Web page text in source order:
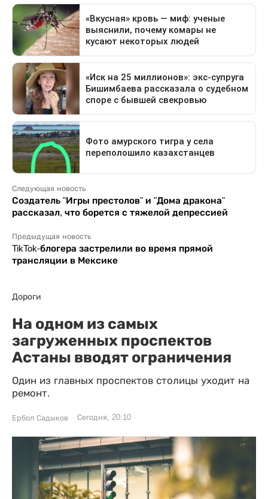
Следующая новость
Создатель "Игры престолов" и "Дома дракона"
рассказал, что борется с тяжелой депрессией
Предыдущая новость
TikTok-блогера застрелили во время прямой
трансляции в Мексике
Дороги
На одном из самых
загруженных проспектов
Астаны вводят ограничения
Один из главных проспектов столицы уходит на
ремонт.
Ербол Садыков Сегодня, 20:10